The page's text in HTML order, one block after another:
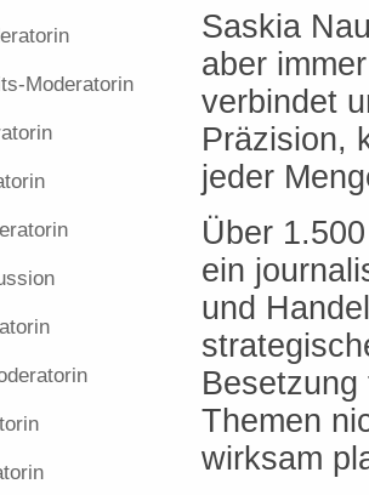
Saskia
aber
verbindet
Präzision,
jeder
Über
ein
und
Themen
wirksam
Moderatorin